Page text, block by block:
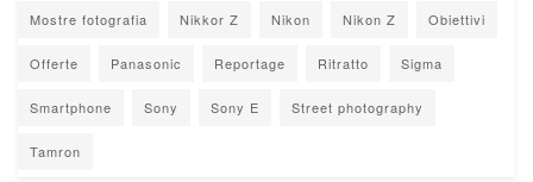
Mostre fotografia Nikkor Z Nikon Nikon Z Obiettivi
Offerte Panasonic Reportage Ritratto Sigma
Smartphone Sony Sony E Street photography
Tamron